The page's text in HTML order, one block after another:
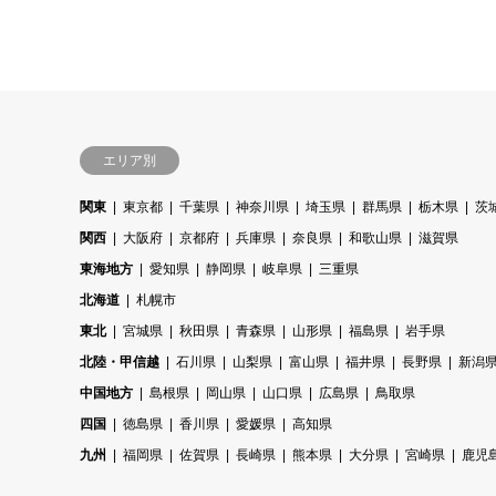
エリア別
関東 東京都 千葉県 神奈川県 埼玉県 群馬県 栃木県
茨
関西
大阪府 京都府 兵庫県 奈良県 和歌山県
滋賀県
東海地方
愛知県 静岡県 岐阜県
三重県
北海道
札幌市
東北
宮城県 秋田県 青森県 山形県 福島県
岩手県
北陸・甲信越
石川県 山梨県 富山県 福井県 長野県
新潟
中国地方
島根県 岡山県 山口県 広島県
鳥取県
四国
徳島県 香川県 愛媛県
高知県
九州
福岡県 佐賀県 長崎県 熊本県 大分県 宮崎県 鹿児